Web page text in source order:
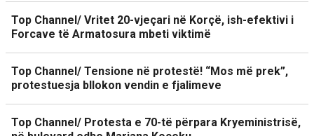
Top Channel/ Vritet 20-vjeçari në Korçë, ish-efektivi i
Forcave të Armatosura mbeti viktimë
Top Channel/ Tensione në protestë! “Mos më prek”,
protestuesja bllokon vendin e fjalimeve
Top Channel/ Protesta e 70-të përpara Kryeministrisë,